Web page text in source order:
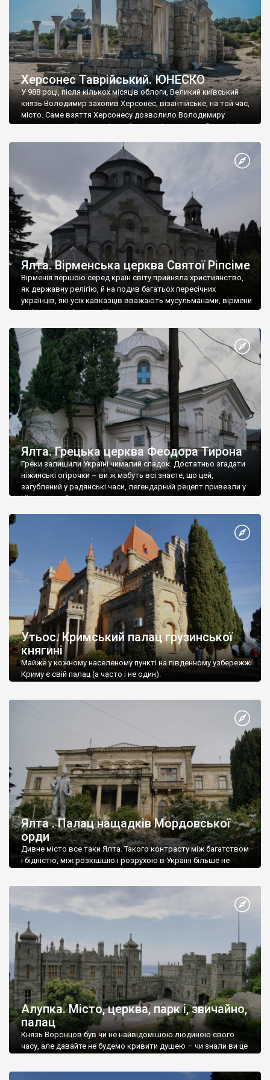
Херсонес Таврійський. ЮНЕСКО
У 988 році, після кількох місяців облоги, Великий київський
князь Володимир захопив Херсонес, візантійське, на той час,
місто. Саме взяття Херсонесу дозволило Володимиру
диктувати свої умови візантійському імператору Василю ІІ, та
Херсонесі Володимир-язичник, став Василем-християнином.
А потім було Хрещення Русі. На честь Херсонесу Таврійського
Ялта. Вірменська церква Святої Ріпсіме
Вірменія першою серед країн світу прийняла християнство,
як державну релігію, й на подив багатьох пересічних
українців, які усіх кавказців вважають мусульманами, вірмени
є відданими вірянами Христа
Ялта. Грецька церква Феодора Тирона
Греки залишили Україні чималий спадок. Достатньо згадати
ніжинські огірочки – ви ж мабуть всі знаєте, що цей,
загублений у радянські часи, легендарний рецепт привезли у
Ніжин греки?
Утьос. Кримський палац грузинської
княгині
Майже у кожному населеному пункті на південному узбережжі
Криму є свій палац (а часто і не один).
Ялта . Палац нащадків Мордовської
орди
Дивне місто все таки Ялта. Такого контрасту між багатством
і бідністю, між розкішшю і розрухою в Україні більше не
Алупка. Місто, церква, парк і, звичайно,
палац
Князь Воронцов був чи не найвідомішою людиною свого
часу, але давайте не будемо кривити душею – чи знали ви це